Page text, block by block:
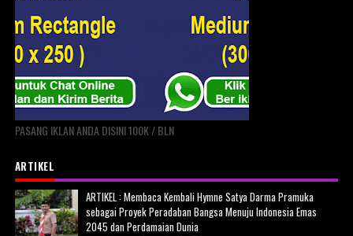
PASANG IKLAN ANDA DISINI 100K / BLN
ARTIKEL
ARTIKEL : Membaca Kembali Hymne Satya Darma Pramuka
sebagai Proyek Peradaban Bangsa Menuju Indonesia Emas
2045 dan Perdamaian Dunia